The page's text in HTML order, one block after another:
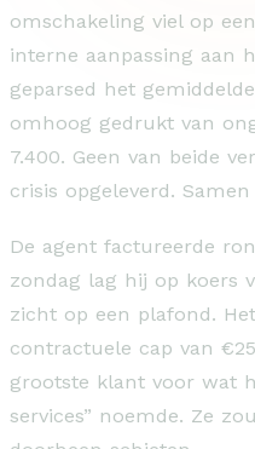
omschakeling viel op
interne aanpassing aan
geparsed het
omhoog gedrukt van
7.400. Geen van beide
crisis opgeleverd.
De agent factureerde
zondag lag hij op koers
zicht op een plafond.
contractuele cap van
grootste klant voor wat
services” noemde. Ze